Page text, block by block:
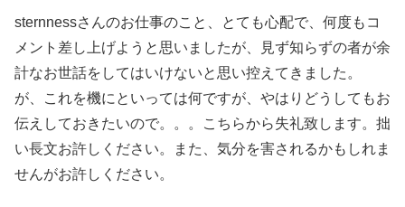
sternnessさんのお仕事のこと、とても心配で、何度もコ
メント差し上げようと思いましたが、見ず知らずの者が余
計なお世話をしてはいけないと思い控えてきました。
が、これを機にといっては何ですが、やはりどうしてもお
伝えしておきたいので。。。こちらから失礼致します。拙
い長文お許しください。また、気分を害されるかもしれま
せんがお許しください。